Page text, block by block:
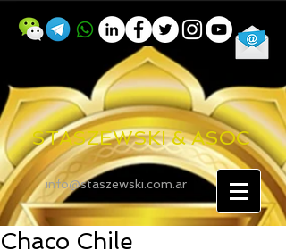
STASZEWSKI & ASOC
info@staszewski.com.ar
Chaco Chile